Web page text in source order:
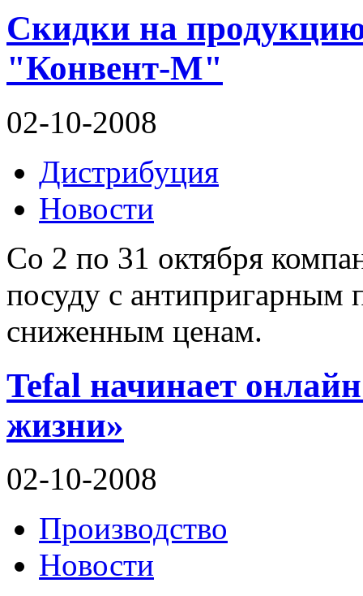
Скидки на
"Конвент-М"
02-10-2008
Дистрибуция
Новости
Со 2 по 31 октября
посуду с
сниженным ценам.
Tefal начинает
жизни»
02-10-2008
Производство
Новости